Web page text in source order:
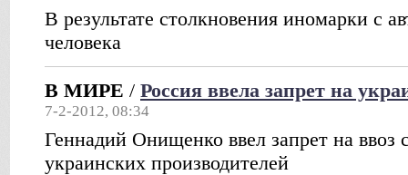
В результате столкновения иномарки с
человека
В МИРЕ / Россия ввела запрет на
7-2-2012, 08:34
Геннадий Онищенко ввел запрет на ввоз
украинских производителей